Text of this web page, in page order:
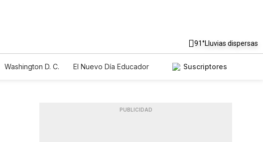
91°Lluvias dispersas
Washington D. C.
El Nuevo Día Educador
Suscriptores
PUBLICIDAD